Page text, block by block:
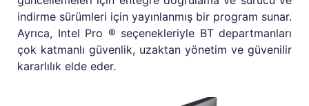
indirme sürümleri için yayınlanmış bir program sunar.
Ayrıca, Intel Pro ® seçenekleriyle BT departmanları
çok katmanlı güvenlik, uzaktan yönetim ve güvenilir
kararlılık elde eder.